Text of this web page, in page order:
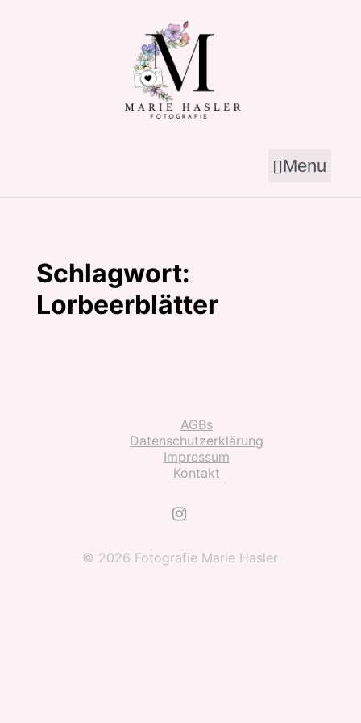
Menu
Schlagwort:
Lorbeerblätter
AGBs
Datenschutzerklärung
Impressum
Kontakt
© 2026 Fotografie Marie Hasler